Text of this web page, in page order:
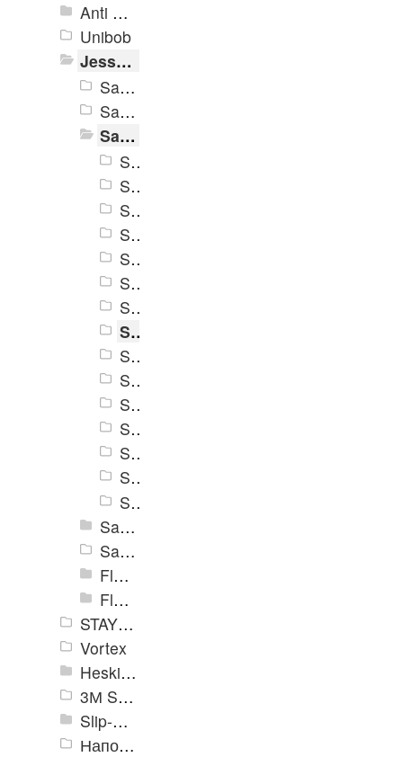
Anti Slip Systems
Unibob
Jessup Safety Track
Safety Track 3100
Safety Track 3200
Safety Track 3300
Safety Track 3305
Safety Track 3315
Safety Track 3320
Safety Track 3325
Safety Track 3330
Safety Track 3335
Safety Track 3345
Safety Track 3358
Safety Track 3360
Safety Track 3365
Safety Track 3370
Safety Track 3375
Safety Track 3380
Safety Track 3385
Safety Track 3390
Safety Track 3500
Safety Track 3700
Flex Track 4100
Flex Track 4200
STAYER Profi
Vortex
Heskins
3М Safety-Walk TM
Slip-Stop
Напольная разметка, знаки